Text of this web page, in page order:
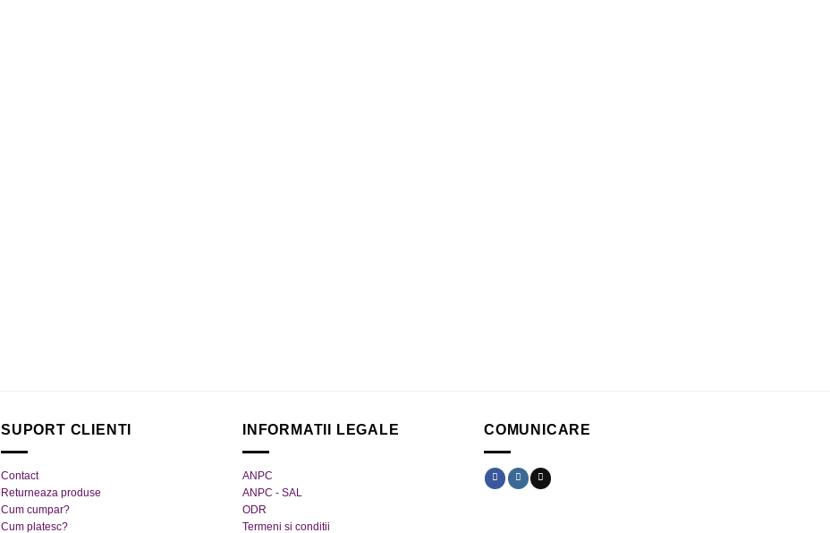
SUPORT CLIENTI
Contact
Returneaza produse
Cum cumpar?
Cum platesc?
INFORMATII LEGALE
ANPC
ANPC - SAL
ODR
Termeni si conditii
COMUNICARE